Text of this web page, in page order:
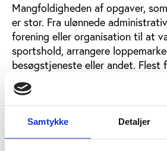
Samtykke Detaljer
Mangfoldigheden af opgaver,
er stor. Fra ulønnede
forening eller organisation til at
sportshold, arrangere
besøgstjeneste eller andet. Flest
pct., løser opgaver inden for
idrætsområdet.
Flere forældre giver en hånd